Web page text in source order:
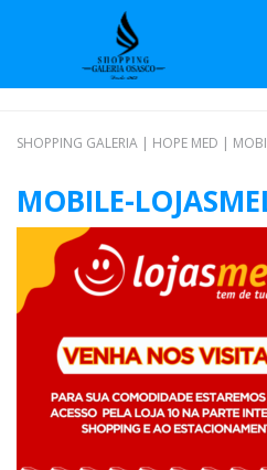
SHOPPING GALERIA | HOPE MED |
MOBILE-